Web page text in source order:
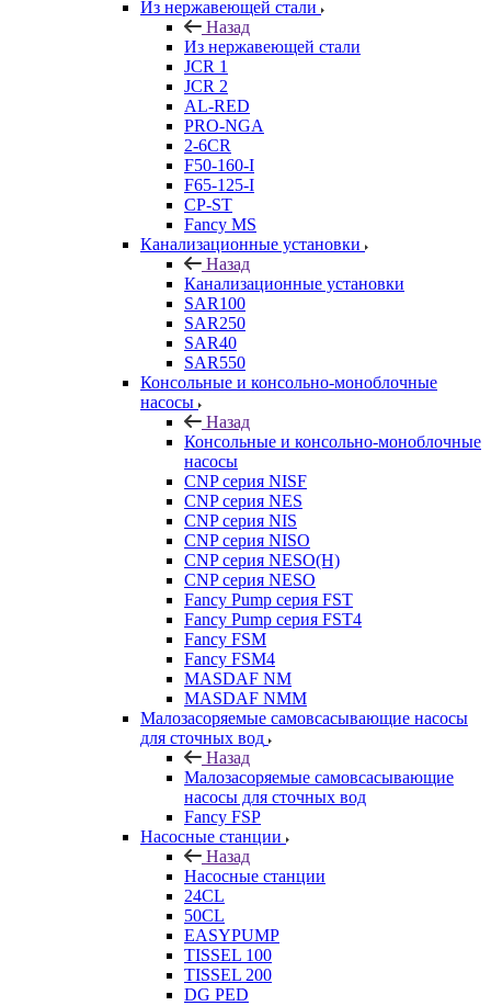
Из нержавеющей стали
Назад
Из нержавеющей стали
JCR 1
JCR 2
AL-RED
PRO-NGA
2-6CR
F50-160-I
F65-125-I
CP-ST
Fancy MS
Канализационные установки
Назад
Канализационные установки
SAR100
SAR250
SAR40
SAR550
Консольные и консольно-моноблочные
насосы
Назад
Консольные и консольно-моноблочные
насосы
CNP серия NISF
CNP серия NES
CNP серия NIS
CNP серия NISO
CNP серия NESO(H)
CNP серия NESO
Fancy Pump серия FST
Fancy Pump серия FST4
Fancy FSM
Fancy FSM4
MASDAF NM
MASDAF NMM
Малозасоряемые самовсасывающие насосы
для сточных вод
Назад
Малозасоряемые самовсасывающие
насосы для сточных вод
Fancy FSP
Насосные станции
Назад
Насосные станции
24CL
50CL
EASYPUMP
TISSEL 100
TISSEL 200
DG PED